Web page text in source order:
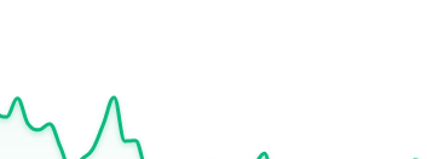
displaying categories.
displaying values. Data ranges from 168.1 to